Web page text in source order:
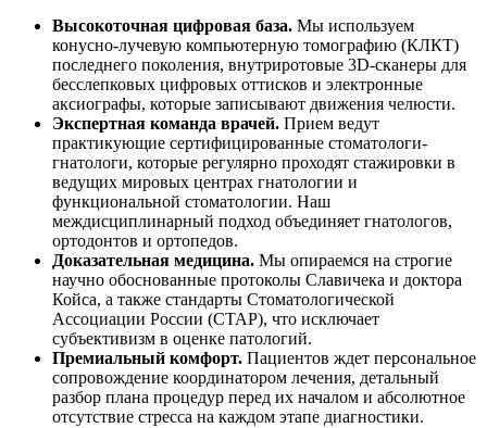
Высокоточная цифровая база. Мы используем
конусно-лучевую компьютерную томографию (КЛКТ)
последнего поколения, внутриротовые 3D-сканеры для
бесслепковых цифровых оттисков и электронные
аксиографы, которые записывают движения челюсти.
Экспертная команда врачей. Прием ведут
практикующие сертифицированные стоматологи-
гнатологи, которые регулярно проходят стажировки в
ведущих мировых центрах гнатологии и
функциональной стоматологии. Наш
междисциплинарный подход объединяет гнатологов,
ортодонтов и ортопедов.
Доказательная медицина. Мы опираемся на строгие
научно обоснованные протоколы Славичека и доктора
Койса, а также стандарты Стоматологической
Ассоциации России (СТАР), что исключает
субъективизм в оценке патологий.
Премиальный комфорт. Пациентов ждет персональное
сопровождение координатором лечения, детальный
разбор плана процедур перед их началом и абсолютное
отсутствие стресса на каждом этапе диагностики.